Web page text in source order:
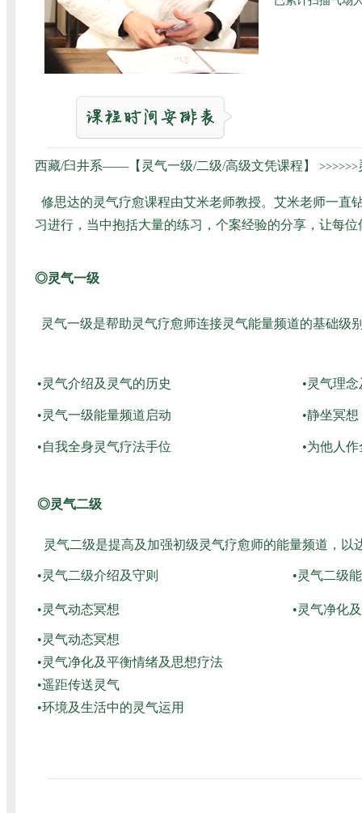
西藏/臼井系——【灵气一级/二级/高级文凭课程】 >>>>>>
修思达的灵气疗愈课程由艾米老师教授。艾米老师一直
习进行，当中抱括大量的练习，个案经验的分享，让每
◎灵气一级
灵气一级是帮助灵气疗愈师连接灵气能量频道的基础
•灵气介绍及灵气的历史 •灵气理
•灵气一级能量频道启动 •静坐冥想
•自我全身灵气疗法手位 •为他人
◎灵气二级
灵气二级是提高及加强初级灵气疗愈师的能量频道，
•灵气二级介绍及守则 •灵气二级
•灵气动态冥想 •灵气净化
•灵气动态冥想
•灵气净化及平衡情绪及思想疗法
•遥距传送灵气
•环境及生活中的灵气运用